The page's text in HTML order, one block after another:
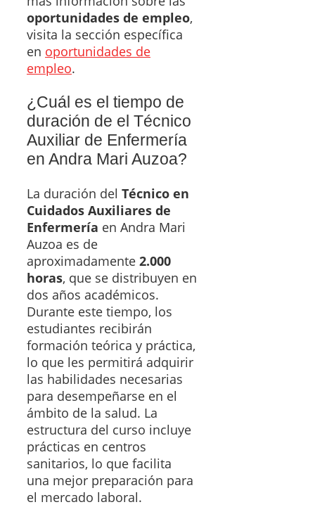
oportunidades de empleo,
visita la sección específica
en oportunidades de
empleo.
¿Cuál es el tiempo de
duración de el Técnico
Auxiliar de Enfermería
en Andra Mari Auzoa?
La duración del Técnico en
Cuidados Auxiliares de
Enfermería en Andra Mari
Auzoa es de
aproximadamente 2.000
horas, que se distribuyen en
dos años académicos.
Durante este tiempo, los
estudiantes recibirán
formación teórica y práctica,
lo que les permitirá adquirir
las habilidades necesarias
para desempeñarse en el
ámbito de la salud. La
estructura del curso incluye
prácticas en centros
sanitarios, lo que facilita
una mejor preparación para
el mercado laboral.